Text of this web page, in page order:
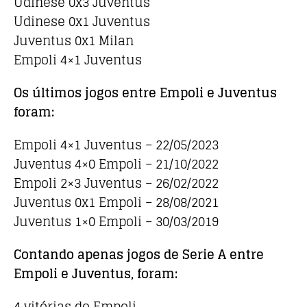
Udinese 0x1 Juventus
Juventus 0x1 Milan
Empoli 4×1 Juventus
Os últimos jogos entre Empoli e Juventus
foram:
Empoli 4×1 Juventus – 22/05/2023
Juventus 4×0 Empoli – 21/10/2022
Empoli 2×3 Juventus – 26/02/2022
Juventus 0x1 Empoli – 28/08/2021
Juventus 1×0 Empoli – 30/03/2019
Contando apenas jogos de Serie A entre
Empoli e Juventus, foram: